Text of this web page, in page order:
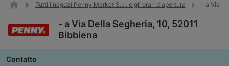
Tutti i negozi Penny Market S.r.l. e gli orari d'apertura - a Via
- a Via Della Segheria, 10, 52011
Bibbiena
Contatto